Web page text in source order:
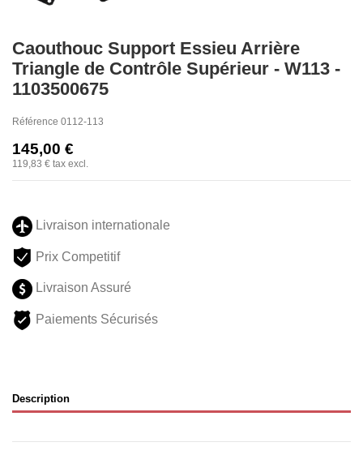
Caouthouc Support Essieu Arrière
Triangle de Contrôle Supérieur - W113 -
1103500675
Référence 0112-113
145,00 €
119,83 € tax excl.
Livraison internationale
Prix Competitif
Livraison Assuré
Paiements Sécurisés
Description